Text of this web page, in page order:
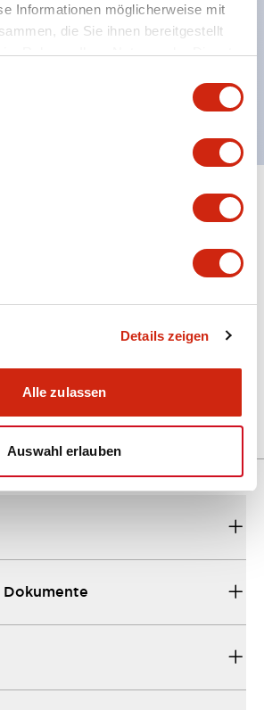
Informationen möglicherweise mit
die Sie ihnen bereitgestellt
Rahmen Ihrer Nutzung der Dienste
Details zeigen
Alle zulassen
Auswahl erlauben
möglich
Dateien
Genehmigungen & Standards
.PDF1.23MB
Dokumente